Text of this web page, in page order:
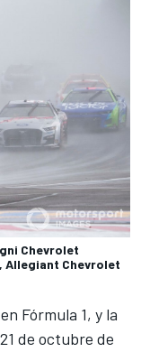
Chevrolet
Allegiant Chevrolet
Fórmula 1, y la
de octubre de